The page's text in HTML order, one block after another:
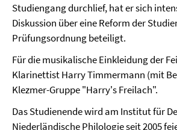
Studiengang durchlief, hat er sich
Diskussion über eine Reform der
Prüfungsordnung beteiligt.
Für die musikalische Einkleidung der
Klarinettist Harry Timmermann (mit
Klezmer-Gruppe "Harry's Freilach".
Das Studienende wird am Institut für
Niederländische Philologie seit 2005